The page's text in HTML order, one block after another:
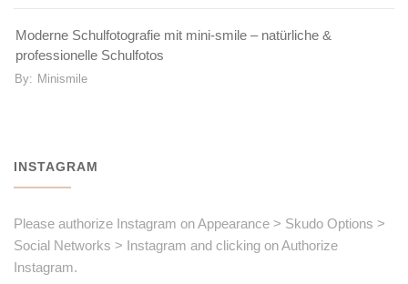
Moderne Schulfotografie mit mini-smile – natürliche &
professionelle Schulfotos
By: Minismile
INSTAGRAM
Please authorize Instagram on Appearance > Skudo Options >
Social Networks > Instagram and clicking on Authorize
Instagram.